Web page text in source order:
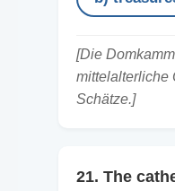
[Die
mittelalterliche
Schätze.]
21. The